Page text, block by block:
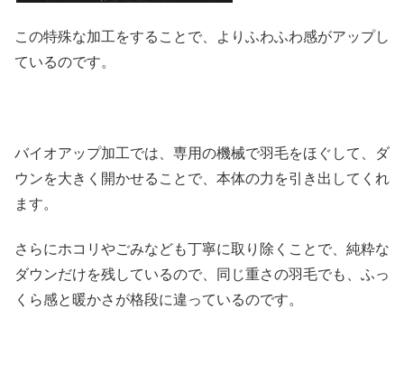
この特殊な加工をすることで、よりふわふわ感がアップし
ているのです。
バイオアップ加工では、専用の機械で羽毛をほぐして、ダ
ウンを大きく開かせることで、本体の力を引き出してくれ
ます。
さらにホコリやごみなども丁寧に取り除くことで、純粋な
ダウンだけを残しているので、同じ重さの羽毛でも、ふっ
くら感と暖かさが格段に違っているのです。